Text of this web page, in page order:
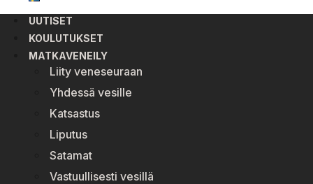
UUTISET
KOULUTUKSET
MATKAVENEILY
Liity veneseuraan
Yhdessä vesille
Katsastus
Liputus
Satamat
Vastuullisesti vesillä